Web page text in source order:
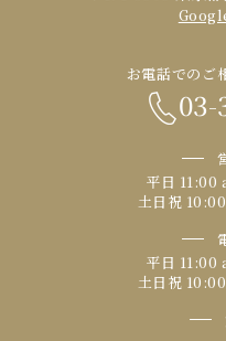
お電話でのご
03-
平日
土日祝
平日
土日祝